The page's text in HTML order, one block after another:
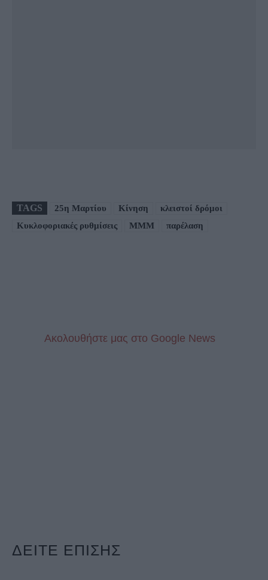
TAGS 25η Μαρτίου Κίνηση
κλειστοί δρόμοι
Κυκλοφοριακές ρυθμίσεις
ΜΜΜ παρέλαση
Aκολουθήστε μας στo Google News
ΔΕΙΤΕ ΕΠΙΣΗΣ